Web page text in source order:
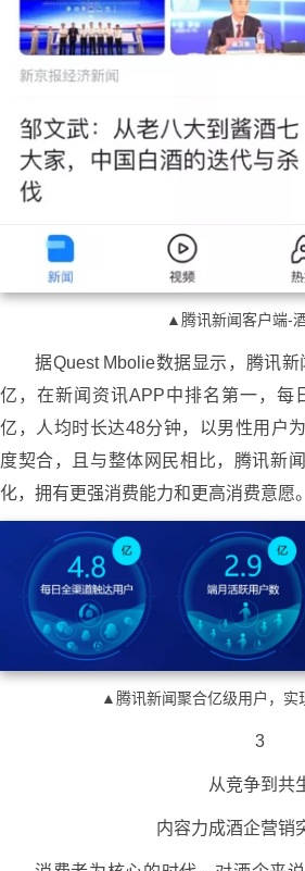
▲腾讯新闻客户端-
据Quest Mbolie数据显示，腾讯
亿，在新闻资讯APP中排名第一，每
亿，人均时长达48分钟，以男性用户
度契合，且与整体网民相比，腾讯新
化，拥有更强消费能力和更高消费意愿。
▲腾讯新闻聚合亿级用户，实
3
从竞争到共
内容力成酒企营销